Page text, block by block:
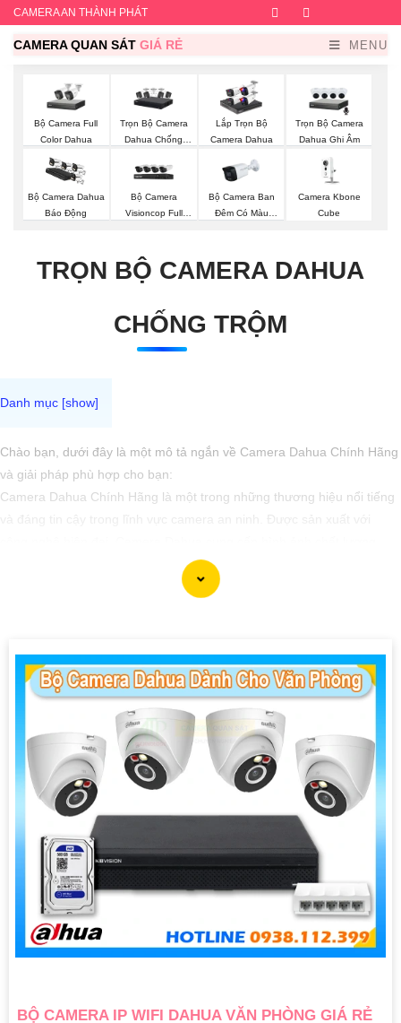
CAMERA AN THÀNH PHÁT Facebook
CAMERA QUAN SÁT GIÁ RẺ MENU
Bộ Camera Full
Color Dahua
Trọn Bộ Camera
Dahua Chống
Lắp Trọn Bộ
Camera Dahua
Trọn Bộ Camera
Dahua Ghi Âm
Bộ Camera Dahua
Báo Động
Bộ Camera
Visioncop Full
Bộ Camera Ban
Đêm Có Màu
Camera Kbone
Cube
TRỌN BỘ CAMERA DAHUA
CHỐNG TRỘM
Chào bạn, dưới đây là một mô tả ngắn về Camera Dahua Chính Hãng
và giải pháp phù hợp cho bạn:
Camera Dahua Chính Hãng là một trong những thương hiệu nổi tiếng
cao, độ phân giải sắc nét và tính năng thông minh như nhận dạng
khuôn mặt, lọc báo động giả và nhiều tính năng khác.
phẩm mua là chính hãng đểđẳng cấpchất lượng và hỗ trợ sau bán
hàng tốt.
Để lựa chọn giải pháp phù hợp, quan trọng bạn cần xác định mục đích
sử dụng camera, khu vực lắp đặt, số lượng camera cần thiết và tính
năng cần có như ghi âm, xoay, zoom, cảnh báo... Với những yếu tố
này, bạn có thể tham khảo ý kiến của chuyên gia hoặc tư vấn viên để
chọn lựa được giải pháp tốt nhất cho nhu cầu của bạn.
Chúc bạn thành công trong việc tìm hiểu và lựa chọn Camera Dahua
Chính Hãng giá rẻ và giải pháp phù hợp cho mình. Nếu cần thêm
thông tin hoặc hỗ trợ, hãy để lại câu hỏi để mình giúp bạn nhé!
BỘ CAMERA IP WIFI DAHUA VĂN PHÒNG GIÁ RẺ